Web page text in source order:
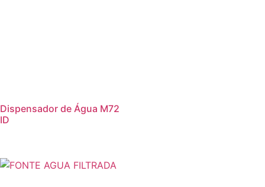
Dispensador de Água M72
ID